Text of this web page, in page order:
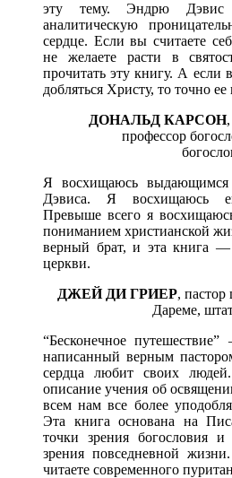
эту тему. Эндрю Дэвис
аналитическую
сердце. Если вы считаете
не желаете расти в
прочитать эту книгу. А
добляться Христу, то точно
ДОНАЛЬД КАРСОН,
профессор
Я восхищаюсь выдающимся
Дэвиса. Я восхищаюсь
Превыше всего я
пониманием христианской
верный брат, и эта книга
церкви.
ДЖЕЙ ДИ ГРИЕР, пастор
Дареме,
“Бесконечное
написан­ный верным
сердца любит своих
описание учения об
всем нам все более
Эта книга основана на
точки зре­ния богословия
зрения повседневной
читаете современного